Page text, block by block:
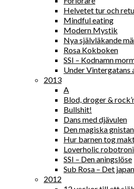
Helvetet tur och
Mindful eating
Modern Mystik
Nya självläkande
Rosa Kokboken
SSI – Kodnamn
Under Vintergatans
2013
A
Blod, droger &
Bullshit!
Dans med djävulen
Den magiska gnistan
Hur barnen tog
Loverholic
SSI – Den aningslöse
Sub Rosa – Det
2012